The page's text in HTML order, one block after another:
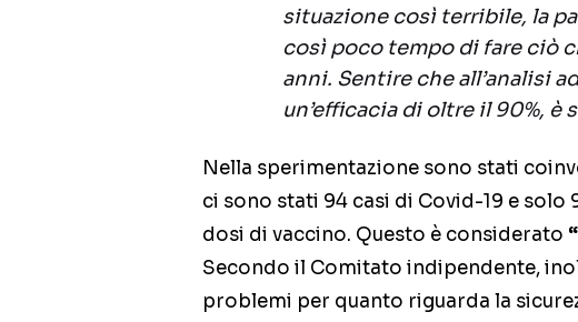
situazione così terribile, la
così poco tempo di fare ciò
anni. Sentire che all’analisi
un’efficacia di oltre il 90%,
Nella sperimentazione sono stati
ci sono stati 94 casi di Covid-19 e solo
dosi di vaccino. Questo è considerato
Secondo il Comitato indipendente,
problemi per quanto riguarda la